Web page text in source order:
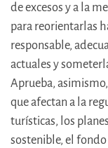
de excesos y a la
para reorientarlas
responsable,
actuales y
Aprueba,
que afectan a la
turísticas, los
sostenible, el